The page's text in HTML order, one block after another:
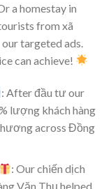
a homestay in
from xã
targeted ads.
can achieve!
: After đầu tư our
lượng khách hàng
across Đồng
: Our chiến dịch
Văn Thụ helped